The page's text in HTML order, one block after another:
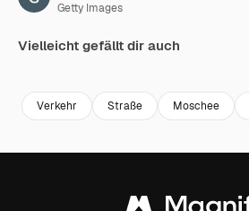
Getty Images
Vielleicht gefällt dir auch
Verkehr Straße Moschee